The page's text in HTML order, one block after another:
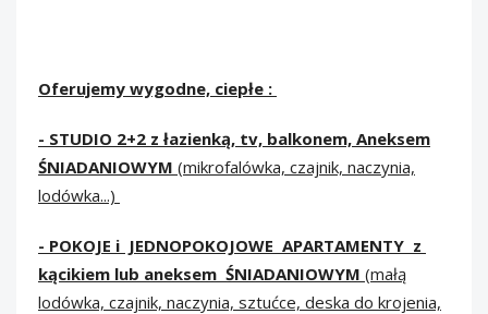
Oferujemy wygodne, ciepłe :
- STUDIO 2+2 z łazienką, tv, balkonem, Aneksem
ŚNIADANIOWYM (mikrofalówka, czajnik, naczynia,
lodówka...)
- POKOJE i JEDNOPOKOJOWE APARTAMENTY z
kącikiem lub aneksem ŚNIADANIOWYM (małą
lodówka, czajnik, naczynia, sztućce, deska do krojenia,